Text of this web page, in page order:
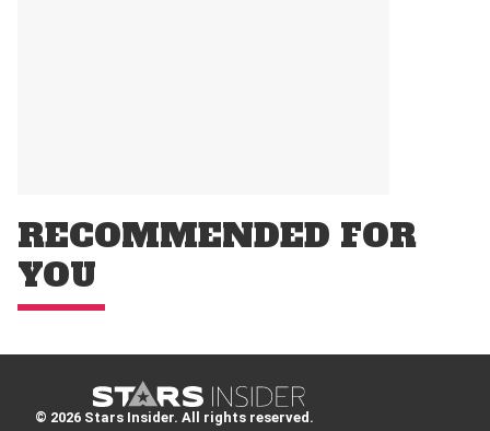
RECOMMENDED FOR
YOU
© 2026 Stars Insider. All rights reserved.